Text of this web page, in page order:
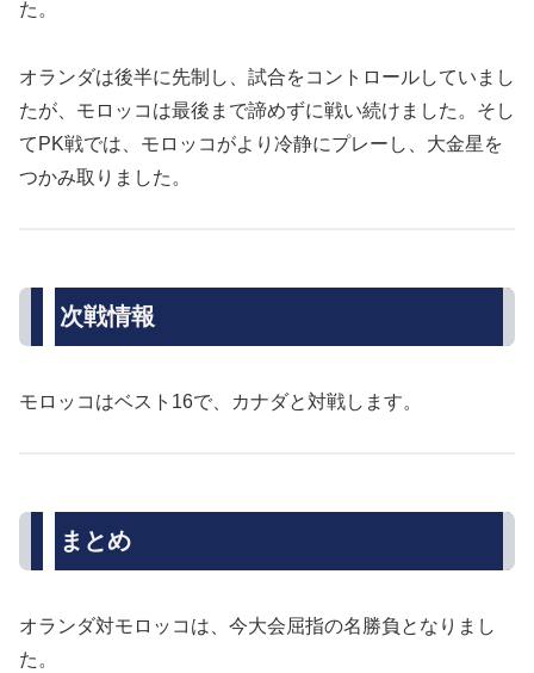
た。
オランダは後半に先制し、試合をコントロールしていまし
たが、モロッコは最後まで諦めずに戦い続けました。そし
てPK戦では、モロッコがより冷静にプレーし、大金星を
つかみ取りました。
次戦情報
モロッコはベスト16で、カナダと対戦します。
まとめ
オランダ対モロッコは、今大会屈指の名勝負となりまし
た。